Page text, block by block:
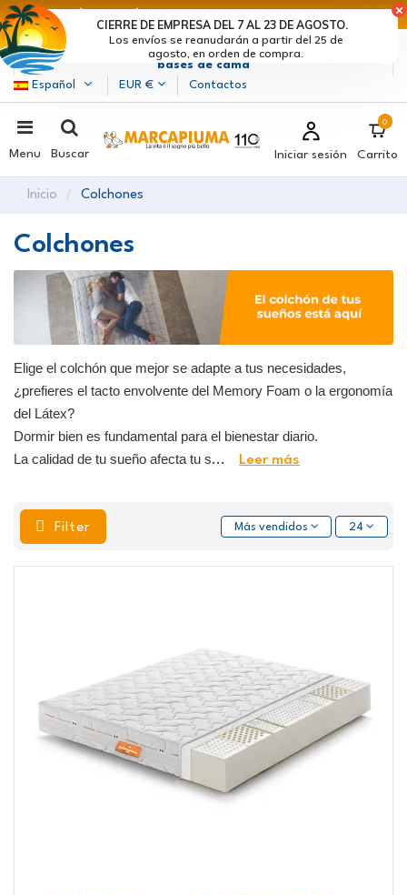
Marcapiuma| Fabricantes de colchones, almohadas y
bases de cama
Español
EUR € Contactos
Menu Buscar Iniciar sesión
0
Carrito
Inicio Colchones
Colchones
Elige el colchón que mejor se adapte a tus necesidades,
¿prefieres el tacto envolvente del Memory Foam o la ergonomía
del Látex?
Dormir bien es fundamental para el bienestar diario.
La calidad de tu sueño afecta tu s... Leer más
Filter Más vendidos 24
Los envíos se reanudarán a partir del 25 de
agosto, en orden de compra.
CIERRE DE EMPRESA DEL 7 AL 23 DE AGOSTO.